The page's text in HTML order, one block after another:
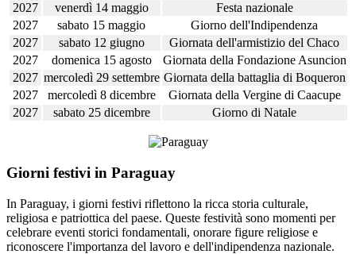
2027
venerdì 14 maggio
Festa nazionale
2027
sabato 15 maggio
Giorno dell'Indipendenza
2027
sabato 12 giugno
Giornata dell'armistizio del Chaco
2027
domenica 15 agosto
Giornata della Fondazione Asuncion
2027 mercoledì 29 settembre Giornata della battaglia di Boqueron
2027
mercoledì 8 dicembre
Giornata della Vergine di Caacupe
2027
sabato 25 dicembre Giorno di Natale
Giorni festivi in Paraguay
In Paraguay, i giorni festivi riflettono la ricca storia culturale,
religiosa e patriottica del paese. Queste festività sono momenti per
celebrare eventi storici fondamentali, onorare figure religiose e
riconoscere l'importanza del lavoro e dell'indipendenza nazionale.